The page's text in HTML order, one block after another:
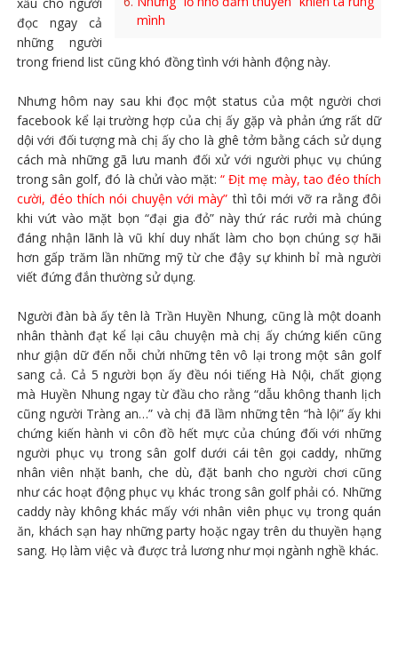
mình
đọc ngay cả
những người
trong friend list cũng khó đồng tình với hành động này.
Nhưng hôm nay sau khi đọc một status của một người chơi
facebook kể lại trường hợp của chị ấy gặp và phản ứng rất dữ
dội với đối tượng mà chị ấy cho là ghê tởm bằng cách sử dụng
cách mà những gã lưu manh đối xử với người phục vụ chúng
trong sân golf, đó là chửi vào mặt:“ Địt mẹ mày, tao đéo thích
cười, đéo thích nói chuyện với mày” thì tôi mới vỡ ra rằng đôi
khi vứt vào mặt bọn “đại gia đỏ” này thứ rác rưởi mà chúng
đáng nhận lãnh là vũ khí duy nhất làm cho bọn chúng sợ hãi
hơn gấp trăm lần những mỹ từ che đậy sự khinh bỉ mà người
viết đứng đắn thường sử dụng.
Người đàn bà ấy tên là Trần Huyền Nhung, cũng là một doanh
nhân thành đạt kể lại câu chuyện mà chị ấy chứng kiến cũng
như giận dữ đến nỗi chửi những tên vô lại trong một sân golf
sang cả. Cả 5 người bọn ấy đều nói tiếng Hà Nội, chất giọng
mà Huyền Nhung ngay từ đầu cho rằng “dẫu không thanh lịch
cũng người Tràng an…” và chị đã lầm những tên “hà lội” ấy khi
chứng kiến hành vi côn đồ hết mực của chúng đối với những
người phục vụ trong sân golf dưới cái tên gọi caddy, những
nhân viên nhặt banh, che dù, đặt banh cho người chơi cũng
như các hoạt động phục vụ khác trong sân golf phải có. Những
caddy này không khác mấy với nhân viên phục vụ trong quán
ăn, khách sạn hay những party hoặc ngay trên du thuyền hạng
sang. Họ làm việc và được trả lương như mọi ngành nghề khác.